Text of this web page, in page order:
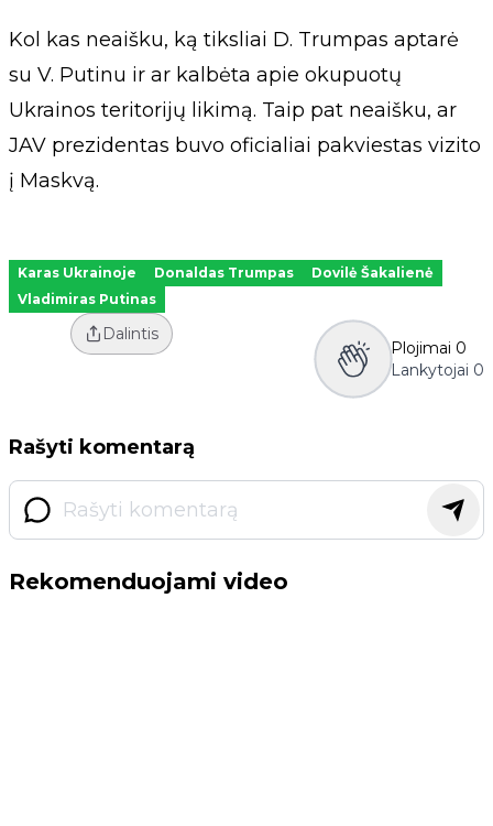
Kol kas neaišku, ką tiksliai D. Trumpas aptarė
su V. Putinu ir ar kalbėta apie okupuotų
Ukrainos teritorijų likimą. Taip pat neaišku, ar
JAV prezidentas buvo oficialiai pakviestas vizito
į Maskvą.
Karas Ukrainoje Donaldas Trumpas
Dovilė Šakalienė
Vladimiras Putinas
Dalintis
Plojimai 0
Lankytojai 0
Rašyti komentarą
Rekomenduojami video